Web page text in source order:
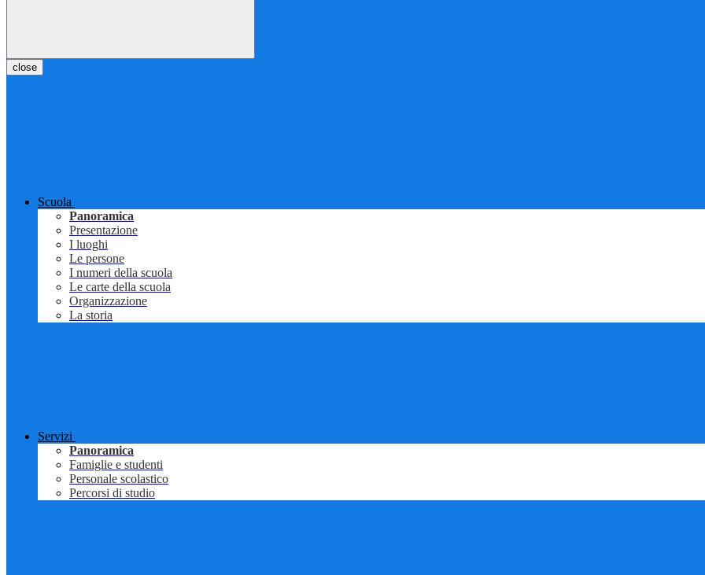
close
Scuola
Panoramica
Presentazione
I luoghi
Le persone
I numeri della scuola
Le carte della scuola
Organizzazione
La storia
Servizi
Panoramica
Famiglie e studenti
Personale scolastico
Percorsi di studio